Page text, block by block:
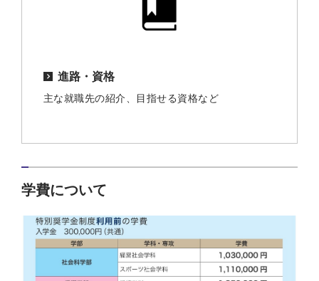
進路・資格
主な就職先の紹介、目指せる資格など
学費について